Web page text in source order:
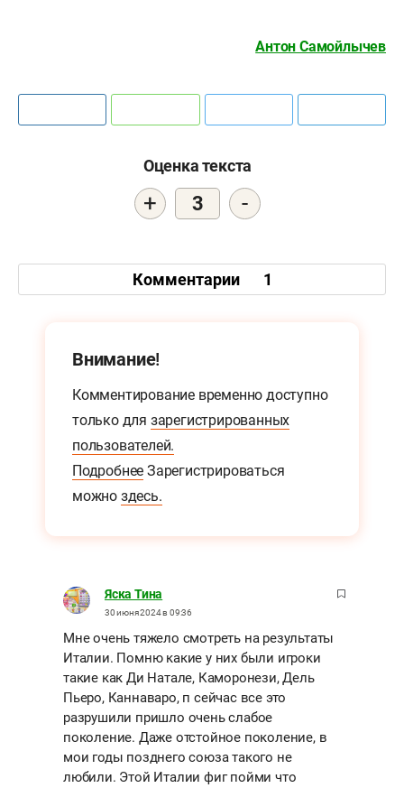
Антон Самойлычев
Оценка текста
+ 3 -
Комментарии 1
Внимание!
Комментирование временно доступно
только для зарегистрированных
пользователей.
Подробнее Зарегистрироваться
можно здесь.
Яска Тина
30 июня 2024 в 09:36
Мне очень тяжело смотреть на результаты
Италии. Помню какие у них были игроки
такие как Ди Натале, Каморонези, Дель
Пьеро, Каннаваро, п сейчас все это
разрушили пришло очень слабое
поколение. Даже отстойное поколение, в
мои годы позднего союза такого не
любили. Этой Италии фиг пойми что